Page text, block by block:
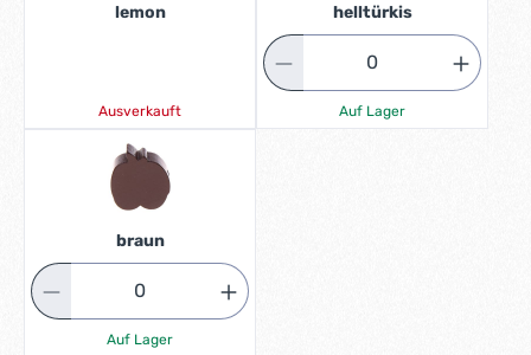
lemon
Ausverkauft
helltürkis
Auf Lager
braun
Auf Lager